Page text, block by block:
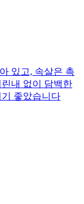
있고, 속살은 촉
내 없이 담백한
좋았습니다